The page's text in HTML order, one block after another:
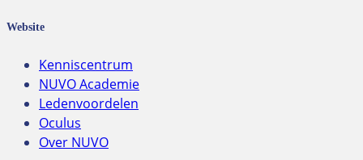
Website
Kenniscentrum
NUVO Academie
Ledenvoordelen
Oculus
Over NUVO